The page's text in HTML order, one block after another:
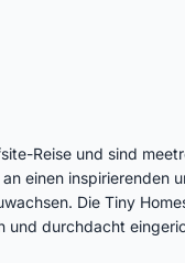
Reise und sind
einen
Die Tiny
und durchdacht